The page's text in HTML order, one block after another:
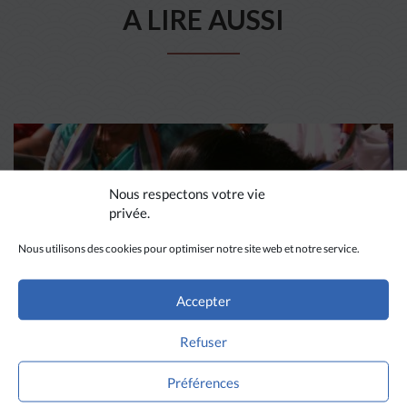
Nous respectons votre vie
privée.
Nous utilisons des cookies pour optimiser notre site web et notre service.
Accepter
Refuser
Préférences
A LIRE AUSSI
La revue de presse de la